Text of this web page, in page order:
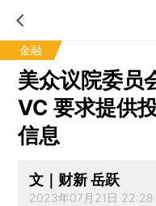
金融
美众议院委员
VC 要求提供
信息
文｜财新 岳跃
2023年07月21日 22:28